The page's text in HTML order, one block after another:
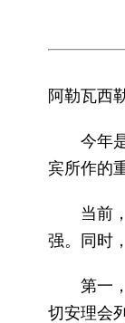
阿勒瓦西
今年
宾所作的
当前
强。同时
第一
切安理会